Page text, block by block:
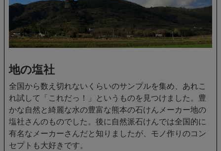
地の塩社
全国から数え切れないくらいのサンプルを集め、あれこ
れ試して「これだっ！」というものを見つけました。豊
かな自然と綺麗な水の豊富な熊本の石けんメーカー地の
塩社さんのものでした。後に自然派石けんでは全国的に
有名なメーカーさんだと知りましたが、モノ作りのコン
セプトも大好きです。